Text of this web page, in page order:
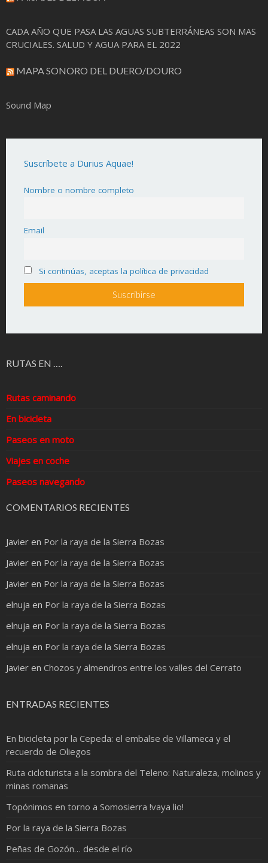
CADA AÑO QUE PASA LAS AGUAS SUBTERRÁNEAS SON MAS
CRUCIALES. SALUD Y AGUA PARA EL 2022
MAPA SONORO DEL DUERO/DOURO
Sound Map
Suscríbete a Durius Aquae!
Nombre o nombre completo
Email
Si continúas, aceptas la política de privacidad
RUTAS EN ….
Rutas caminando
En bicicleta
Paseos en moto
Viajes en coche
Paseos navegando
COMENTARIOS RECIENTES
Javier en Por la raya de la Sierra Bozas
Javier en Por la raya de la Sierra Bozas
Javier en Por la raya de la Sierra Bozas
elnuja en Por la raya de la Sierra Bozas
elnuja en Por la raya de la Sierra Bozas
elnuja en Por la raya de la Sierra Bozas
Javier en Chozos y almendros entre los valles del Cerrato
ENTRADAS RECIENTES
En bicicleta por la Cepeda: el embalse de Villameca y el
recuerdo de Oliegos
Ruta cicloturista a la sombra del Teleno: Naturaleza, molinos y
minas romanas
Topónimos en torno a Somosierra !vaya lio!
Por la raya de la Sierra Bozas
Peñas de Gozón… desde el río